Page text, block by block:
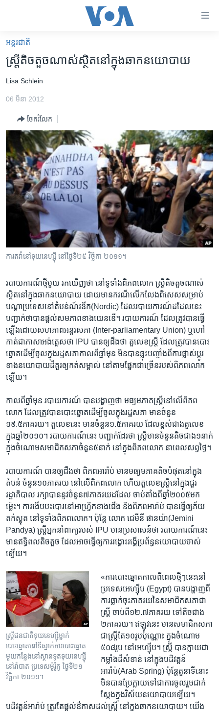
គេហទំព័រ​
ទាក់ទង
រំលង​
និង​
ទៅ​​
តែ​
ម្តង
រំលង​
និង​
ចូល​
ទៅ​
និង​
ទៅ​
កាន់​
ទំព័រ​
ស្វែង​
រក
អន្តរជាតិ
ចិន
ហេឡូវីអូអេ
កម្ពុជាច្នៃប្រតិដ្ឋ
ព្រឹត្តិការណ៍ព័ត៌មាន
ទូរទស្សន៍ / វីដេអូ​
វិទ្យុ / ផតខាសថ៍
កម្មវិធីទាំងអស់
Khmer English
បណ្តាញ​សង្គម
ភាសា
អន្តរជាតិ
ស្ត្រី​តិចតួច​ណាស់​ស្ថិត​នៅក្នុង​ឆាក​នយោបាយ
Lisa Schlein
06 មីនា 2012
ចែករំលែក
ការ​តវ៉ា​នៅ​ទុយនេហ្ស៊ី នៅ​ថ្ងៃទី២៥ វិច្ឆិកា ២០១១។
របាយការណ៍​ថ្មី​មួយ រកឃើញ​ថា នៅទូទាំង​ពិភពលោក ស្រ្តី​តិចតួច​ណាស់
ស្ថិត​នៅក្នុងឆាកនយោបាយ ដោយ​មាន​ករណី​លើក​លែង​ពិសេសសម្រាប់
បណ្តា​ប្រទេស​នៅ​តំបន់​ណ័រឌីក​(Nordic) ដែលរបាយការណ៍ដដែល​នេះ
បញ្ជាក់​ថា​បាន​ផ្តល់​សមភាព​ខាង​យេនឌើ។ របាយការណ៍​ ដែលត្រូវបាន​ធ្វើ​
ឡើង​ដោយ​សហភាពអន្តរសភា (Inter-parliamentary Union) ឬ​ហៅ​
កាត់​ជា​ភាសា​អង់គ្លេស​ថា IPU បាន​ឲ្យ​ដឹង​ថា តួលេខស្រ្តី​ ដែលត្រូវ​បាន​បោះ​
ឆ្នោតដើម្បីចូល​ក្នុង​រដ្ឋ​សភាកាល​ពី​ឆ្នាំ​មុន មិនបានឆ្លុះបញ្ចាំង​ពី​ការ​ផ្លាស់​ប្តូរ​
ខាងនយោបាយដ៏គួរឲ្យ​កត់សម្គាល់ នៅតាមផ្នែកជាច្រើន​របស់​ពិភពលោក​
ឡើយ។
កាល​ពី​ឆ្នាំ​មុន របាយការណ៍​ បាន​បង្ហាញ​ថា ​មធ្យមភាគ​ស្រ្តី​នៅលើ​ពិភព​
លោក ដែល​ត្រូវបាន​បោះឆ្នោត​ដើម្បី​ចូលក្នុងរដ្ឋ​សភា មាន​ចំនួន​
១៩.៥ភាគរយ។​ តួលេខ​នេះ ​មានចំនួន​១.៥ភាគរយ ដែលខ្ពស់​ជាង​តួលេខ
ក្នុង​ឆ្នាំ២០១០។ របាយការណ៍​នេះ​ បញ្ជាក់ដែរថា ​ស្រ្តី​មានចំនួនតិច​ជាង​១នាក់
ក្នុងចំណោម​សមាជិក​សភា​ចំនួន​៥​នាក់ ​នៅក្នុង​ពិភពលោក នាពេល​សព្វ​ថ្ងៃ។
របាយការណ៍​ បាន​ឲ្យ​ដឹងថា ពិភពអារ៉ាប់​ មានមធ្យមភាគតិចបំផុត​នៅ​ក្នុង​
តំបន់​ ចំនួន​១០​ភាគរយ ​នៅ​លើ​ពិភព​លោក ហើយតួលេខស្ត្រី​នៅ​ក្នុង​ជួរ​
រដ្ឋាភិបាល រក្សា​បាន​នូវ​ចំនួន៧​ភាគរយ​ដដែល​ ចាប់​តាំងពីឆ្នាំ២០០៥មក​
ម៉្លេះ។ ការ​ងើប​បះ​បោរ​នៅ​អាហ្រ្វិក​ខាង​ជើង និង​ពិភពអារ៉ាប់ បាន​ធ្វើឲ្យ​ភ័យ
តក់ស្លុត នៅ​ទូទាំងពិភពលោក។ ប៉ុន្តែ​ លោក ជេមីនី ផានយ៉ា(Jemini
Pandya) ​ស្ត្រី​អ្នក​នាំពាក្យ​របស់ IPU ​មាន​ប្រសាសន៍​ថា របាយការណ៍​នេះ
មាន​ឥទ្ធិពល​តិច​តួច ដែលអាចធ្វើ​ឲ្យការ​រង្គោះ​រង្គើ​ប្រព័ន្ធ​នយោបាយចាស់​
ឡើយ។​
ស្ត្រី​ជនជាតិ​ទុយនេហ្ស៊ី​ម្នាក់​
បោះឆ្នោត​នៅ​ទីស្នាក់ការ​បោះឆ្នោត​
មួយកន្លែង​នៅ​ស្ថានទូត​ទុយនេហ្ស៊ី
នៅ​រ៉ាបាត ប្រទេស​ម៉ូរ៉ូកូ ថ្ងៃទី២១
វិច្ឆិកា ២០១១។
«ការ​បោះ​ឆ្នោត​កាល​ពី​ពេល​ថ្មី​ៗ​នេះ​នៅ​
ប្រទេស​អេហ្ស៊ីប (Egypt)​ បាន​បង្ហាញ​ពី​
ការ​ធ្លាក់​ចុះភាគរយ​នៃសមាជិក​សភាជា​
ស្រ្តី ចាប់​ពី​១២.៧​ភាគរយ ទៅ​តិច​ជាង​
២ភាគរយ។ ឥឡូវ​នេះ មានសមាជិកសភា
ជា​ស្ត្រី​តែ​១០​រូប​ប៉ុណ្ណោះ​ ក្នុង​ចំណោម​
៥០៨​រូប​ ​នៅអេហ្ស៊ីប។ ស្រ្តី បាន​ក្លាយ​ជា
កម្លាំងដ៏​សំខាន់​ នៅ​ក្នុងបដិវត្តន៍​
អារ៉ាប់(Arab Spring) ប៉ុន្តែ​តួនាទី​នោះ ​
មិន​បាន​ប្រែ​ក្លាយទៅ​ជាការ​ចូល​រួម​ជាក់​
ស្តែង​ក្នុង​វិស័យនយោបាយឡើយ។
បដិវត្តន៍​អារ៉ាប់ ​ត្រូវ​តែផ្តល់​ឳកាស​ដល់ស្រ្តី ​នៅ​ក្នុង​ឆាក​នយោបាយ។ យើង​